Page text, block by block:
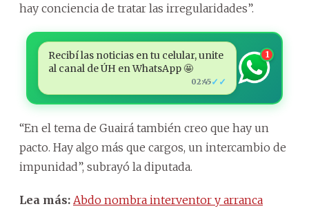
hay conciencia de tratar las irregularidades”.
Recibí las noticias en tu celular, unite
al canal de ÚH en WhatsApp 🤩
02:45✓✓
1
“En el tema de Guairá también creo que hay un
pacto. Hay algo más que cargos, un intercambio de
impunidad”, subrayó la diputada.
Lea más: Abdo nombra interventor y arranca